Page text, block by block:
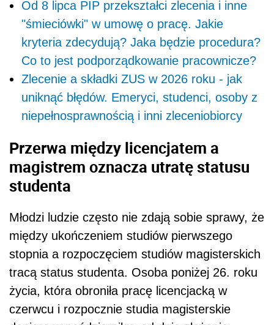
Od 8 lipca PIP przekształci zlecenia i inne
"śmieciówki" w umowę o pracę. Jakie
kryteria zdecydują? Jaka będzie procedura?
Co to jest podporządkowanie pracownicze?
Zlecenie a składki ZUS w 2026 roku - jak
uniknąć błędów. Emeryci, studenci, osoby z
niepełnosprawnością i inni zleceniobiorcy
Przerwa między licencjatem a
magistrem oznacza utratę statusu
studenta
Młodzi ludzie często nie zdają sobie sprawy, że
między ukończeniem studiów pierwszego
stopnia a rozpoczęciem studiów magisterskich
tracą status studenta. Osoba poniżej 26. roku
życia, która obroniła pracę licencjacką w
czerwcu i rozpocznie studia magisterskie